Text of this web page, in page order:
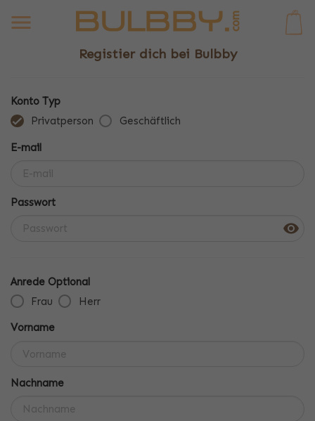
Registier dich bei Bulbby
Konto Typ
Privatperson
Geschäftlich
E-mail
Passwort
Anrede Optional
Frau
Herr
Vorname
Nachname